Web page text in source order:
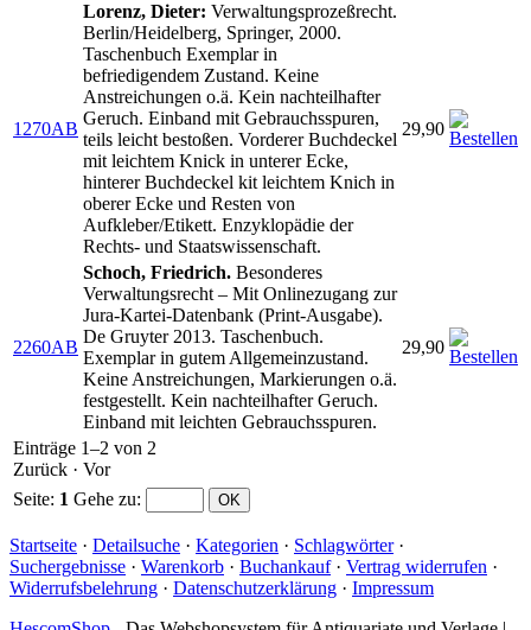
1270AB
Lorenz, Dieter: Verwaltungsprozeßrecht.
Berlin/Heidelberg, Springer, 2000.
Taschenbuch Exemplar in
befriedigendem Zustand. Keine
Anstreichungen o.ä. Kein nachteilhafter
Geruch. Einband mit Gebrauchsspuren,
teils leicht bestoßen. Vorderer Buchdeckel
mit leichtem Knick in unterer Ecke,
hinterer Buchdeckel kit leichtem Knich in
oberer Ecke und Resten von
Aufkleber/Etikett. Enzyklopädie der
Rechts- und Staatswissenschaft.
29,90
2260AB
Schoch, Friedrich. Besonderes
Verwaltungsrecht – Mit Onlinezugang zur
Jura-Kartei-Datenbank (Print-Ausgabe).
De Gruyter 2013. Taschenbuch.
Exemplar in gutem Allgemeinzustand.
Keine Anstreichungen, Markierungen o.ä.
festgestellt. Kein nachteilhafter Geruch.
Einband mit leichten Gebrauchsspuren.
29,90
Einträge 1–2 von 2
Zurück · Vor
Seite: 1 Gehe zu:
Startseite · Detailsuche · Kategorien · Schlagwörter·
Suchergebnisse · Warenkorb · Buchankauf· Vertrag widerrufen ·
Widerrufsbelehrung · Datenschutzerklärung · Impressum